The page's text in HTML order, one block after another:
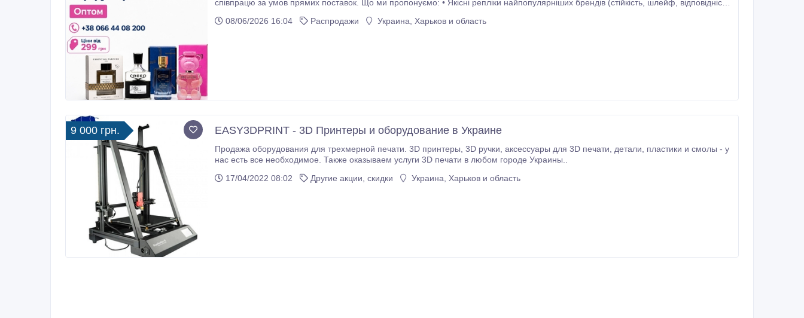
співпрацю за умов прямих поставок. Що ми пропонуємо: • Якісні репліки найпопулярніших брендів (стійкість, шлейф, відповідність
08/06/2026 16:04
Распродажи Украина, Харьков и область
9 000 грн. EASY3DPRINT - 3D Принтеры и оборудование в Украине
Продажа оборудования для трехмерной печати. 3D принтеры, 3D ручки, аксессуары для 3D печати, детали, пластики и смолы - у
нас есть все необходимое. Также оказываем услуги 3D печати в любом городе Украины..
17/04/2022 08:02
Другие акции, скидки Украина, Харьков и область